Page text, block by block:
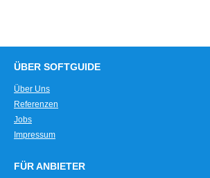
ÜBER SOFTGUIDE
Über Uns
Referenzen
Jobs
Impressum
FÜR ANBIETER